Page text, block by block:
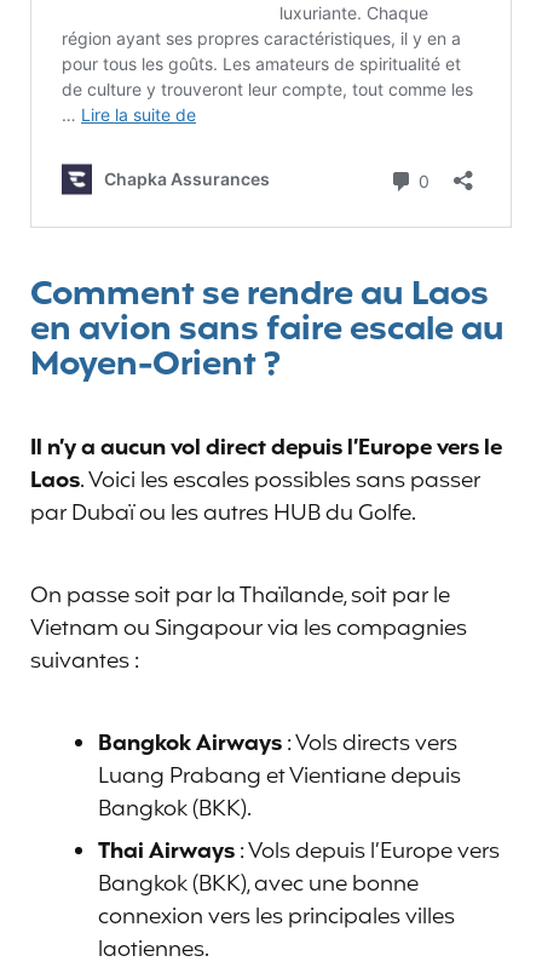
Comment se rendre au Laos
en avion sans faire escale au
Moyen-Orient ?
Il n’y a aucun vol direct depuis l’Europe vers le
Laos. Voici les escales possibles sans passer
par Dubaï ou les autres HUB du Golfe.
On passe soit par la Thaïlande, soit par le
Vietnam ou Singapour via les compagnies
suivantes :
Bangkok Airways: Vols directs vers
Luang Prabang et Vientiane depuis
Bangkok (BKK).
Thai Airways: Vols depuis l’Europe vers
Bangkok (BKK), avec une bonne
connexion vers les principales villes
laotiennes.